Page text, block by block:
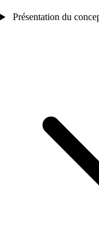
Présentation du